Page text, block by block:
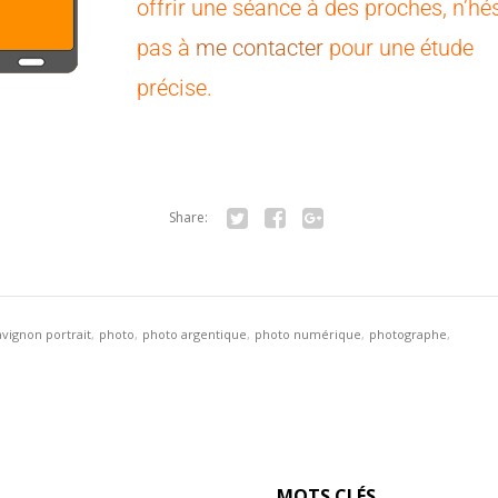
offrir une séance à des proches,
pas à me contacter pour une étude
précise.
Share:
portrait, photo, photo argentique, photo numérique, photographe,
portrait famille , studio photo